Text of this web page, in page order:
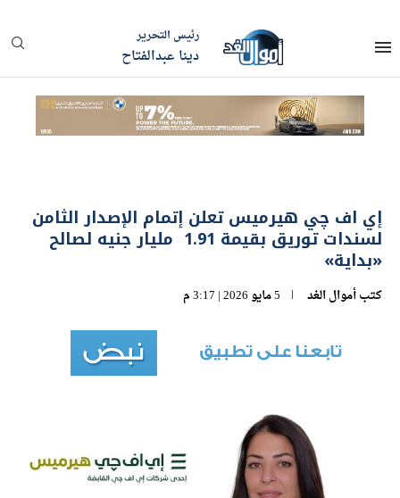
رئيس التحرير
دينا عبدالفتاح
إي اف چي هيرميس تعلن إتمام الإصدار الثامن
لسندات توريق بقيمة 1.91 مليار جنيه لصالح
«بداية»
كتبأموال الغد 5 مايو 2026 | 3:17 م